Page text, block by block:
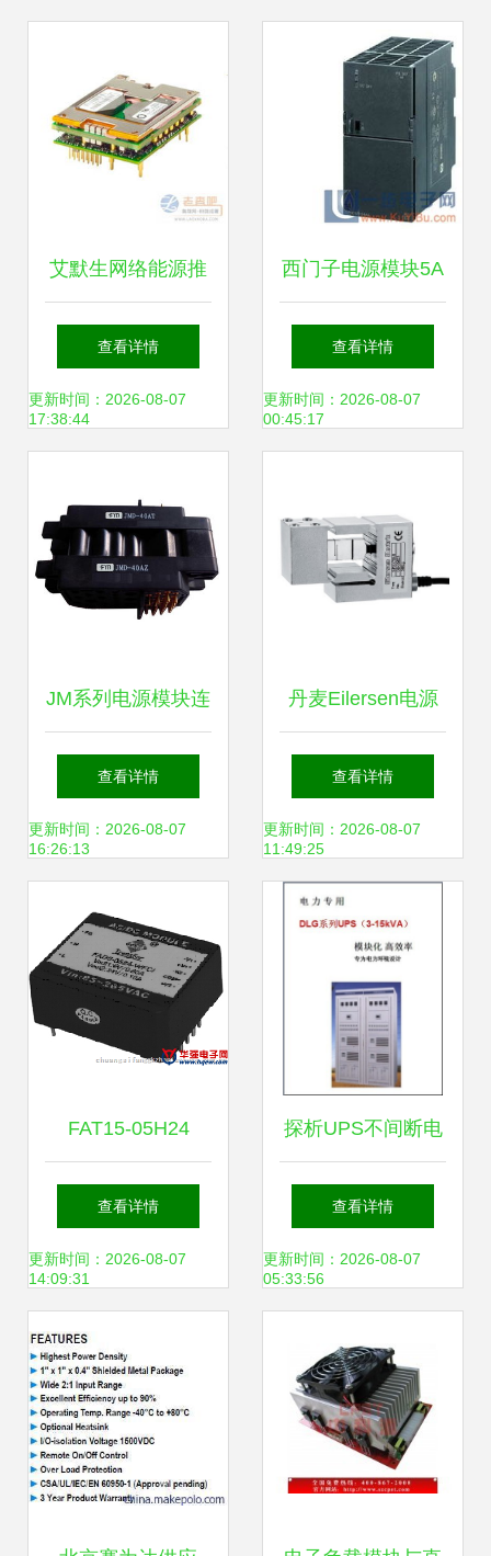
越性能与关键对比
优劣势
艾默生网络能源推
出最新版直流-直流
总线转换器，引领
杆
查看详情
更新时间：2026-08-07
17:38:44
西门子电源模块5A
与其他电源模块的
对比分析
查看详情
更新时间：2026-08-07
00:45:17
JM系列电源模块连
接器深度解析
JMD40A与类三菱
查看详情
更新时间：2026-08-07
16:26:13
丹麦Eilersen电源
模块 化工行业精密
仪器的关键动力源
查看详情
更新时间：2026-08-07
11:49:25
FAT15-05H24
NFCI电源模块产品
资料详解
查看详情
更新时间：2026-08-07
14:09:31
探析UPS不间断电
源价格与厂家选择
以南通天泉太阳能
查看详情
更新时间：2026-08-07
05:33:56